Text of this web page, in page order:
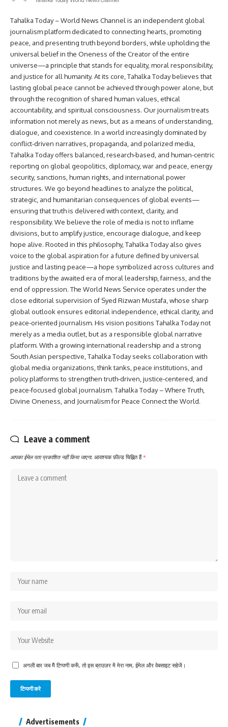
Tahalka Today – World News Channel is an independent global
journalism platform dedicated to connecting hearts, promoting
peace, and presenting truth beyond borders, while upholding the
universal belief in the Oneness of the Creator of the entire
universe—a principle that stands for equality, moral responsibility,
and justice for all humanity. At its core, Tahalka Today believes that
lasting global peace cannot be achieved through power alone, but
through the recognition of shared human values, ethical
accountability, and spiritual consciousness. Our journalism treats
information not merely as news, but as a means of understanding,
dialogue, and coexistence. In a world increasingly dominated by
conflict-driven narratives, propaganda, and polarized media,
Tahalka Today offers balanced, research-based, and human-centric
reporting on global geopolitics, diplomacy, war and peace, energy
security, sanctions, human rights, and international power
structures. We go beyond headlines to analyze the political,
strategic, and humanitarian consequences of global events—
ensuring that truth is delivered with context, clarity, and
responsibility. We believe the role of media is not to inflame
divisions, but to amplify justice, encourage dialogue, and keep
hope alive. Rooted in this philosophy, Tahalka Today also gives
voice to the global aspiration for a future defined by universal
justice and lasting peace—a hope symbolized across cultures and
traditions by the awaited era of moral leadership, fairness, and the
end of oppression. The World News Service operates under the
close editorial supervision of Syed Rizwan Mustafa, whose sharp
global outlook ensures editorial independence, ethical clarity, and
peace-oriented journalism. His vision positions Tahalka Today not
merely as a media outlet, but as a responsible global narrative
platform. With a growing international readership and a strong
South Asian perspective, Tahalka Today seeks collaboration with
global media organizations, think tanks, peace institutions, and
policy platforms to strengthen truth-driven, justice-centered, and
peace-focused global journalism. Tahalka Today – Where Truth,
Divine Oneness, and Journalism for Peace Connect the World.
Leave a comment
आपका ईमेल पता प्रकाशित नहीं किया जाएगा. आवश्यक फ़ील्ड चिह्नित हैं*
अगली बार जब मैं टिप्पणी करूँ, तो इस ब्राउज़र में मेरा नाम, ईमेल और वेबसाइट सहेजें।
Advertisements